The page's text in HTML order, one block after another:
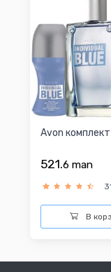
Avon
521.6 man
В